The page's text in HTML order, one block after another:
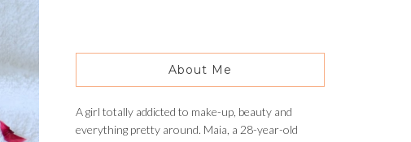
About Me
A girl totally addicted to make-up, beauty and
everything pretty around. Maia, a 28-year-old